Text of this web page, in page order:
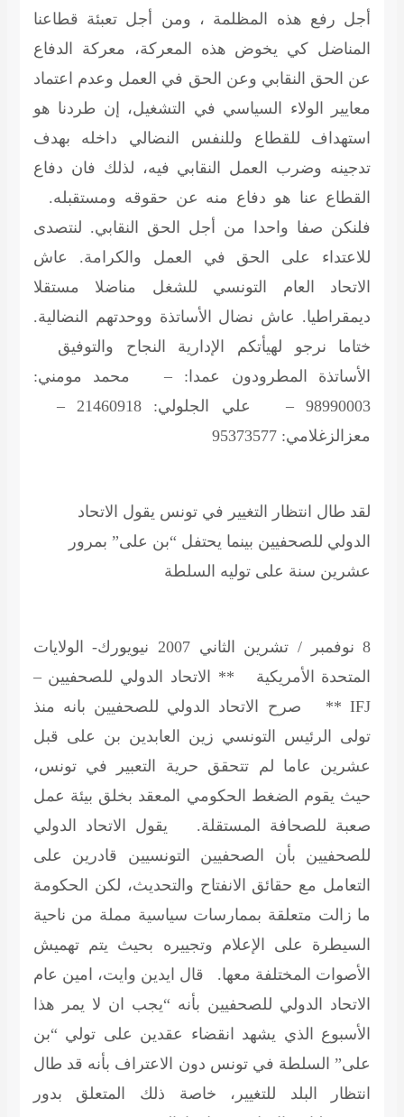
أجل رفع هذه المظلمة ، ومن أجل تعبئة قطاعنا
المناضل كي يخوض هذه المعركة، معركة الدفاع
عن الحق النقابي وعن الحق في العمل وعدم اعتماد
معايير الولاء السياسي في التشغيل، إن طردنا هو
استهداف للقطاع وللنفس النضالي داخله بهدف
تدجينه وضرب العمل النقابي فيه، لذلك فان دفاع
القطاع عنا هو دفاع منه عن حقوقه ومستقبله.
فلنكن صفا واحدا من أجل الحق النقابي. لنتصدى
للاعتداء على الحق في العمل والكرامة. عاش
الاتحاد العام التونسي للشغل مناضلا مستقلا
ديمقراطيا. عاش نضال الأساتذة ووحدتهم النضالية.
ختاما نرجو لهيأتكم الإدارية النجاح والتوفيق
الأساتذة المطرودون عمدا: – محمد مومني:
98990003 – علي الجلولي: 21460918 –
معزالزغلامي: 95373577
لقد طال انتظار التغيير في تونس يقول الاتحاد
الدولي للصحفيين بينما يحتفل “بن على” بمرور
عشرين سنة على توليه السلطة
8 نوفمبر / تشرين الثاني 2007 نيويورك- الولايات
المتحدة الأمريكية ** الاتحاد الدولي للصحفيين –
IFJ **
صرح الاتحاد الدولي للصحفيين بانه منذ
تولى الرئيس التونسي زين العابدين بن على قبل
عشرين عاما لم تتحقق حرية التعبير في تونس،
حيث يقوم الضغط الحكومي المعقد بخلق بيئة عمل
صعبة للصحافة المستقلة. يقول الاتحاد الدولي
للصحفيين بأن الصحفيين التونسيين قادرين على
التعامل مع حقائق الانفتاح والتحديث، لكن الحكومة
ما زالت متعلقة بممارسات سياسية مملة من ناحية
السيطرة على الإعلام وتجييره بحيث يتم تهميش
الأصوات المختلفة معها. قال ايدين وايت، امين عام
الاتحاد الدولي للصحفيين بأنه “يجب ان لا يمر هذا
الأسبوع الذي يشهد انقضاء عقدين على تولي “بن
على” السلطة في تونس دون الاعتراف بأنه قد طال
انتظار البلد للتغيير، خاصة ذلك المتعلق بدور